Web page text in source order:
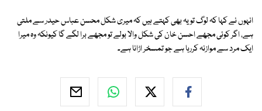
انہوں نے کہا کہ لوگ تو یہ بھی کہتے ہیں کہ میری شکل محسن عباس حیدر سے ملتی
ہے، اگر کوئی مجھے احسن خان کی شکل والا بولے تو مجھے برا لگے گا کیونکہ وہ میرا
ایک مرد سے موازنہ کررہا ہے جو تمسخر اڑانا ہے۔